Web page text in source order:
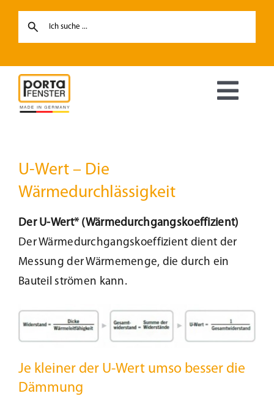
Skip
Haustüren
Hebe-Schiebetüren
Terrassentüren
Fensterbänke
U-Wert – Die
Wärmedurchlässigkeit
Der U-Wert* (Wärmedurchgangskoeffizient)
Der Wärmedurchgangskoeffizient dient der
Messung der Wärmemenge, die durch ein
Bauteil strömen kann.
Je kleiner der U-Wert umso besser die
Dämmung